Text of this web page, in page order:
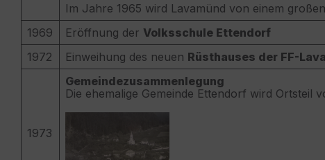
Im Jahre 1965 wird Lavamünd von einem großen
1969
Eröffnung der Volksschule Ettendorf
1972
Einweihung des neuen Rüsthauses der FF-
1973
Gemeindezusammenlegung
Die ehemalige Gemeinde Ettendorf wird Ortsteil